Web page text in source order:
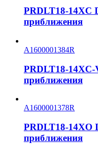
PRDLT18-14XC
приближения
A1600001384R
PRDLT18-
приближения
A1600001378R
PRDLT18-14XO
приближения